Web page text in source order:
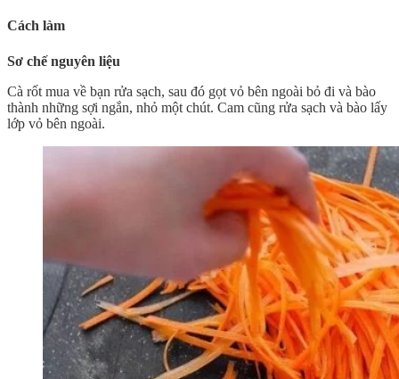
Cách làm
Sơ chế nguyên liệu
Cà rốt mua về bạn rửa sạch, sau đó gọt vỏ bên ngoài bỏ đi và bào
thành những sợi ngắn, nhỏ một chút. Cam cũng rửa sạch và bào lấy
lớp vỏ bên ngoài.